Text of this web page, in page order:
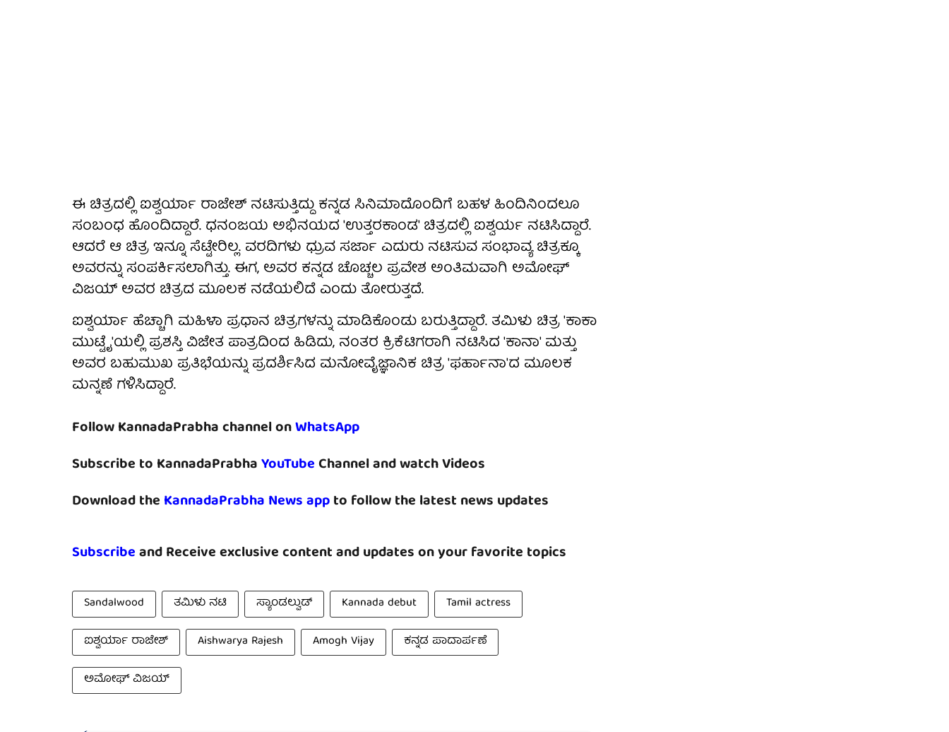
ಈ ಚಿತ್ರದಲ್ಲಿ ಐಶ್ವರ್ಯಾ ರಾಜೇಶ್ ನಟಿಸುತ್ತಿದ್ದು ಕನ್ನಡ ಸಿನಿಮಾದೊಂದಿಗೆ ಬಹಳ ಹಿಂದಿನಿಂದಲೂ
ಸಂಬಂಧ ಹೊಂದಿದ್ದಾರೆ. ಧನಂಜಯ ಅಭಿನಯದ 'ಉತ್ತರಕಾಂಡ' ಚಿತ್ರದಲ್ಲಿ ಐಶ್ವರ್ಯ ನಟಿಸಿದ್ದಾರೆ.
ಆದರೆ ಆ ಚಿತ್ರ ಇನ್ನೂ ಸೆಟ್ಟೇರಿಲ್ಲ. ವರದಿಗಳು ಧ್ರುವ ಸರ್ಜಾ ಎದುರು ನಟಿಸುವ ಸಂಭಾವ್ಯ ಚಿತ್ರಕ್ಕೂ
ಅವರನ್ನು ಸಂಪರ್ಕಿಸಲಾಗಿತ್ತು. ಈಗ, ಅವರ ಕನ್ನಡ ಚೊಚ್ಚಲ ಪ್ರವೇಶ ಅಂತಿಮವಾಗಿ ಅಮೋಘ್
ವಿಜಯ್ ಅವರ ಚಿತ್ರದ ಮೂಲಕ ನಡೆಯಲಿದೆ ಎಂದು ತೋರುತ್ತದೆ.
ಐಶ್ವರ್ಯಾ ಹೆಚ್ಚಾಗಿ ಮಹಿಳಾ ಪ್ರಧಾನ ಚಿತ್ರಗಳನ್ನು ಮಾಡಿಕೊಂಡು ಬರುತ್ತಿದ್ದಾರೆ. ತಮಿಳು ಚಿತ್ರ 'ಕಾಕಾ
ಮುಟ್ಟೈ'ಯಲ್ಲಿ ಪ್ರಶಸ್ತಿ ವಿಜೇತ ಪಾತ್ರದಿಂದ ಹಿಡಿದು, ನಂತರ ಕ್ರಿಕೆಟಿಗರಾಗಿ ನಟಿಸಿದ 'ಕಾನಾ' ಮತ್ತು
ಅವರ ಬಹುಮುಖ ಪ್ರತಿಭೆಯನ್ನು ಪ್ರದರ್ಶಿಸಿದ ಮನೋವೈಜ್ಞಾನಿಕ ಚಿತ್ರ 'ಫರ್ಹಾನಾ'ದ ಮೂಲಕ
ಮನ್ನಣೆ ಗಳಿಸಿದ್ದಾರೆ.
Follow KannadaPrabha channel onWhatsApp
Subscribe to KannadaPrabhaYouTubeChannel and watch Videos
Download the KannadaPrabha News appto follow the latest news updates
Subscribeand Receive exclusive content and updates on your favorite topics
Sandalwood ತಮಿಳು ನಟಿ ಸ್ಯಾಂಡಲ್ವುಡ್ Kannada debut
Tamil actress
ಐಶ್ವರ್ಯಾ ರಾಜೇಶ್
Aishwarya Rajesh Amogh Vijay
ಕನ್ನಡ ಪಾದಾರ್ಪಣೆ
ಅಮೋಘ್ ವಿಜಯ್